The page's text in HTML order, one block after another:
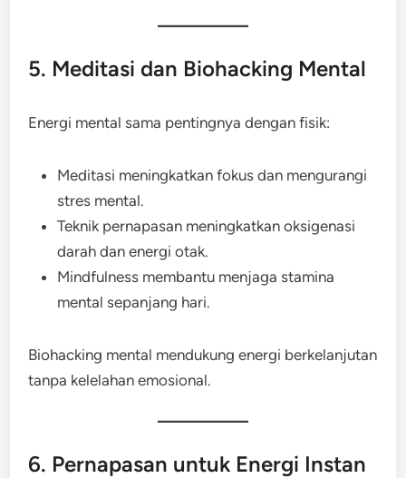
5. Meditasi dan Biohacking Mental
Energi mental sama pentingnya dengan fisik:
Meditasi meningkatkan fokus dan mengurangi
stres mental.
Teknik pernapasan meningkatkan oksigenasi
darah dan energi otak.
Mindfulness membantu menjaga stamina
mental sepanjang hari.
Biohacking mental mendukung energi berkelanjutan
tanpa kelelahan emosional.
6. Pernapasan untuk Energi Instan